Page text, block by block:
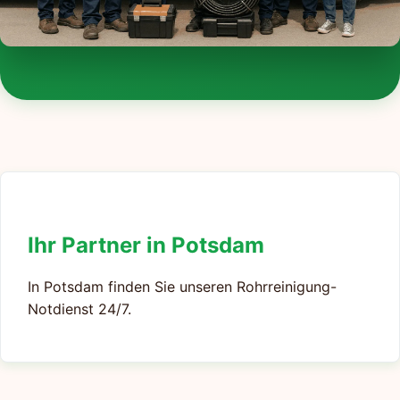
Ihr Partner in Potsdam
In Potsdam finden Sie unseren Rohrreinigung-
Notdienst 24/7.